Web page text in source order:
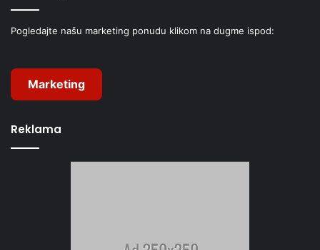
Pogledajte našu marketing ponudu klikom na dugme ispod:
Marketing
Reklama